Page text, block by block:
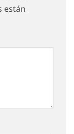
están